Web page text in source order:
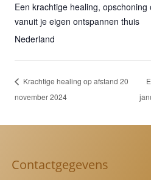
Een krachtige healing,
vanuit je eigen ontspannen thuis
Nederland
Krachtige healing op afstand 20
november 2024
Contactgegevens